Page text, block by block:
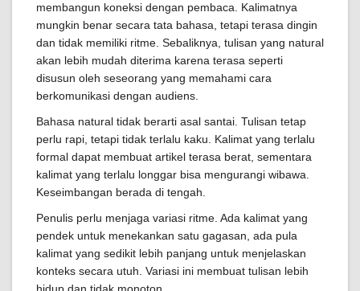
membangun koneksi dengan pembaca. Kalimatnya
mungkin benar secara tata bahasa, tetapi terasa dingin
dan tidak memiliki ritme. Sebaliknya, tulisan yang natural
akan lebih mudah diterima karena terasa seperti
disusun oleh seseorang yang memahami cara
berkomunikasi dengan audiens.
Bahasa natural tidak berarti asal santai. Tulisan tetap
perlu rapi, tetapi tidak terlalu kaku. Kalimat yang terlalu
formal dapat membuat artikel terasa berat, sementara
kalimat yang terlalu longgar bisa mengurangi wibawa.
Keseimbangan berada di tengah.
Penulis perlu menjaga variasi ritme. Ada kalimat yang
pendek untuk menekankan satu gagasan, ada pula
kalimat yang sedikit lebih panjang untuk menjelaskan
konteks secara utuh. Variasi ini membuat tulisan lebih